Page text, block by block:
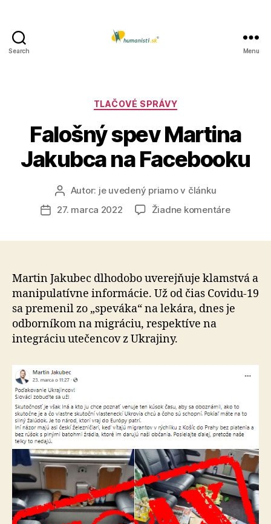
Search Menu
Kategórie
TLAČOVÉ SPRÁVY
Falošný spev Martina
Jakubca na Facebooku
Autor
článku
Autor: je uvedený priamo v článku
Dátum
27. marca 2022 Žiadne komentárena
na
Martin Jakubec dlhodobo uverejňuje klamstvá a
manipulatívne informácie. Už od čias Covidu-19
sa premenil zo „speváka“ na lekára, dnes je
odborníkom na migráciu, respektíve na
integráciu utečencov z Ukrajiny.